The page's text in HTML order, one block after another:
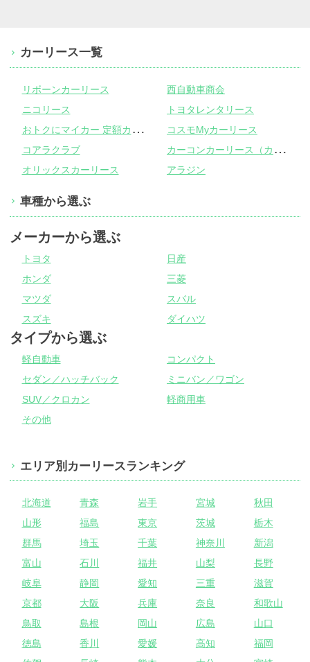
カーリース一覧
リボーンカーリース
西自動車商会
ニコリース
トヨタレンタリース
お
トクにマイカー 定額カルモくん
コスモMyカーリース
コアラクラブ
カ
ーコンカーリース（カーコンビニ倶楽部）
オリックスカーリース アラジン
車種から選ぶ
メーカーから選ぶ
トヨタ
日産
ホンダ
三菱
マツダ
スバル
スズキ
ダイハツ
タイプから選ぶ
軽自動車
コンパクト
セダン／ハッチバック
ミニバン／ワゴン
SUV／クロカン
軽商用車
その他
エリア別カーリースランキング
北海道 青森 岩手 宮城
秋田
山形
福島 東京 茨城
栃木
群馬
埼玉 千葉 神奈川
新潟
富山
石川 福井 山梨
長野
岐阜
静岡 愛知 三重
滋賀
京都
大阪 兵庫 奈良
和歌山
鳥取
島根 岡山 広島
山口
徳島
香川 愛媛 高知
福岡